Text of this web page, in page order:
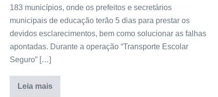
183 municípios, onde os prefeitos e secretários
municipais de educação terão 5 dias para prestar os
devidos esclarecimentos, bem como solucionar as falhas
apontadas. Durante a operação “Transporte Escolar
Seguro” […]
Leia mais